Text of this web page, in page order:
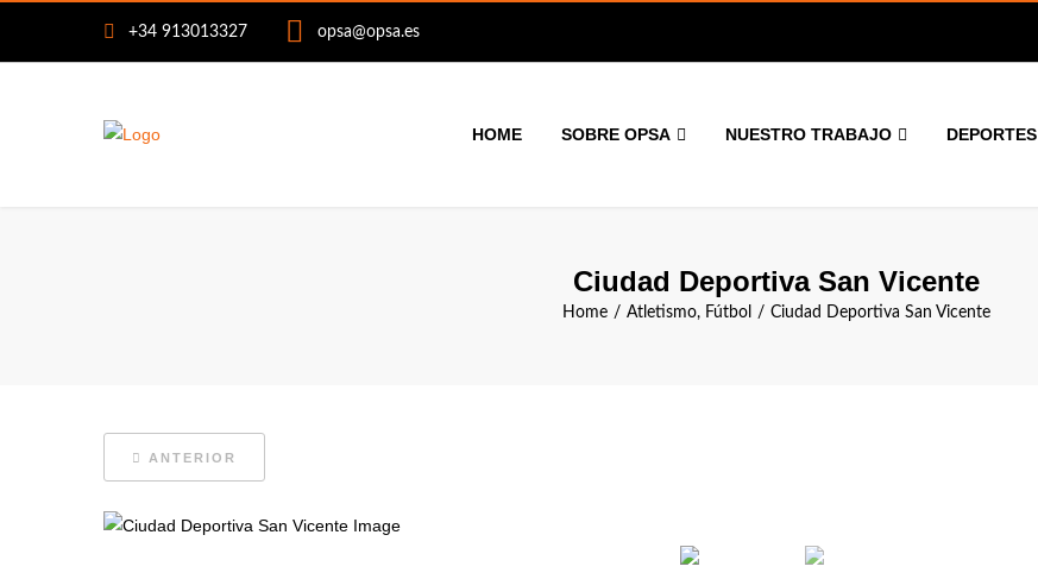
+34 913013327 opsa@opsa.es
HOME SOBRE OPSA NUESTRO TRABAJO DEPORTES
Ciudad Deportiva San Vicente
Home Atletismo, Fútbol Ciudad Deportiva San Vicente
ANTERIOR